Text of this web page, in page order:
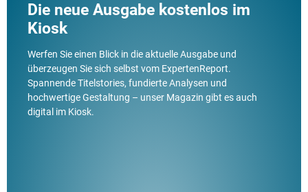
Die neue Ausgabe kostenlos im
Kiosk
Werfen Sie einen Blick in die aktuelle Ausgabe und
überzeugen Sie sich selbst vom ExpertenReport.
Spannende Titelstories, fundierte Analysen und
hochwertige Gestaltung – unser Magazin gibt es auch
digital im Kiosk.